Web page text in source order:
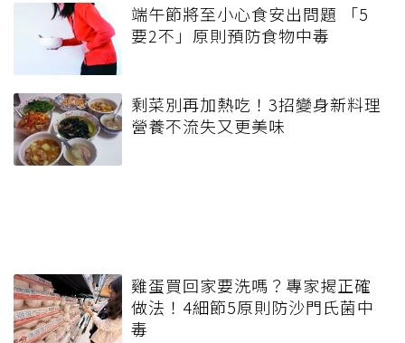
端午節將至小心食安出問題 「5
要2不」原則預防食物中毒
剩菜別再加熱吃！3招變身新料理
營養不流失又更美味
雞蛋買回家要洗嗎？專家揭正確
做法！4細節5原則防沙門氏菌中
毒